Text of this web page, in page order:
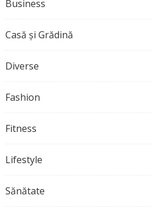
Business
Casă și Grădină
Diverse
Fashion
Fitness
Lifestyle
Sănătate